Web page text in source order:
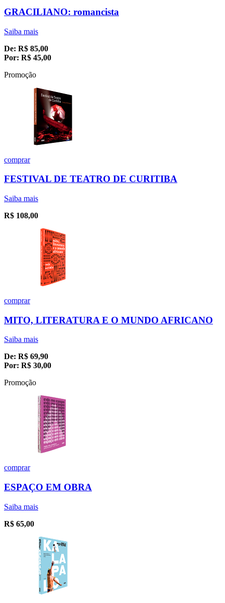
GRACILIANO: romancista
Saiba mais
De: R$ 85,00
Por: R$ 45,00
Promoção
comprar
FESTIVAL DE TEATRO DE CURITIBA
Saiba mais
R$ 108,00
comprar
MITO, LITERATURA E O MUNDO AFRICANO
Saiba mais
De: R$ 69,90
Por: R$ 30,00
Promoção
comprar
ESPAÇO EM OBRA
Saiba mais
R$ 65,00